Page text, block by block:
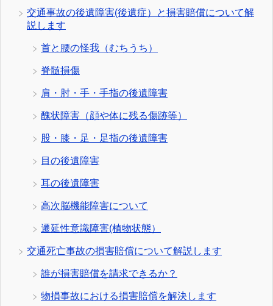
交通事故の後遺障害(後遺症）と損害賠償について解
説します
首と腰の怪我（むちうち）
脊髄損傷
肩・肘・手・手指の後遺障害
醜状障害（顔や体に残る傷跡等）
股・膝・足・足指の後遺障害
目の後遺障害
耳の後遺障害
高次脳機能障害について
遷延性意識障害(植物状態）
交通死亡事故の損害賠償について解説します
誰が損害賠償を請求できるか？
物損事故における損害賠償を解決します